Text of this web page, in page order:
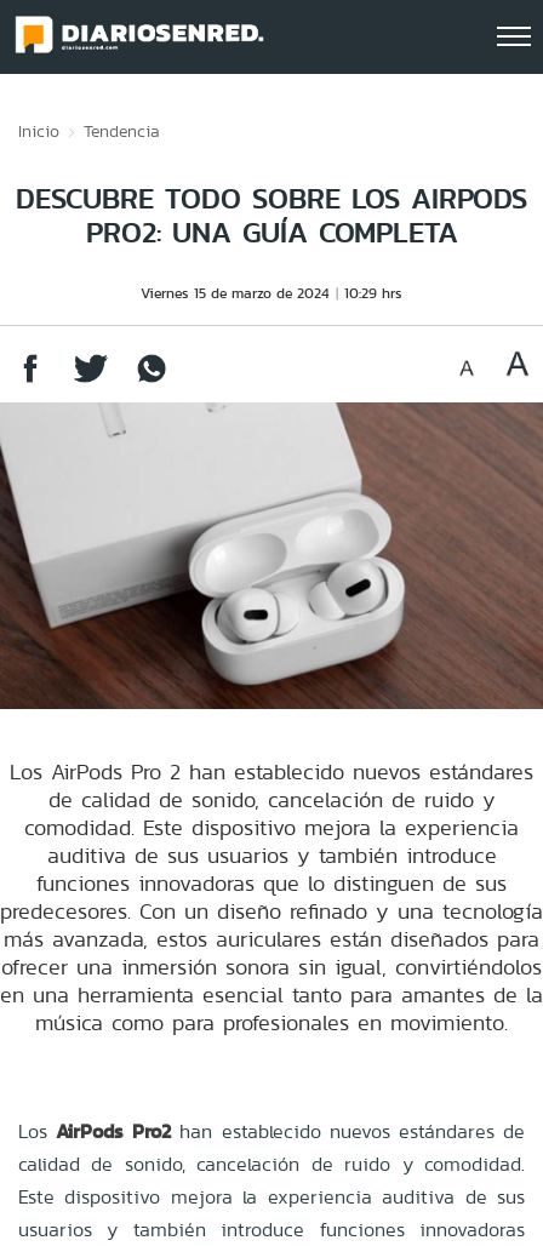
Inicio Tendencia
DESCUBRE TODO SOBRE LOS AIRPODS
PRO2: UNA GUÍA COMPLETA
Viernes 15 de marzo de 2024 10:29 hrs
Los AirPods Pro 2 han establecido nuevos estándares
de calidad de sonido, cancelación de ruido y
comodidad. Este dispositivo mejora la experiencia
auditiva de sus usuarios y también introduce
funciones innovadoras que lo distinguen de sus
predecesores. Con un diseño refinado y una tecnología
más avanzada, estos auriculares están diseñados para
ofrecer una inmersión sonora sin igual, convirtiéndolos
en una herramienta esencial tanto para amantes de la
música como para profesionales en movimiento.
LosAirPods Pro2han establecido nuevos estándares de
calidad de sonido, cancelación de ruido y comodidad.
Este dispositivo mejora la experiencia auditiva de sus
usuarios y también introduce funciones innovadoras